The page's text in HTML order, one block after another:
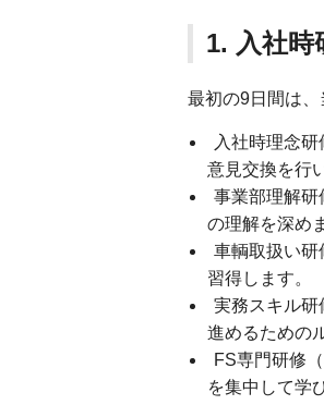
1. 入社時
最初の9日間は、
入社時理念
意見交換を行
事業部理解研
の理解を深め
車輌取扱い研
習得します。
実務スキル研
進めるための
FS専門研修
を集中して学